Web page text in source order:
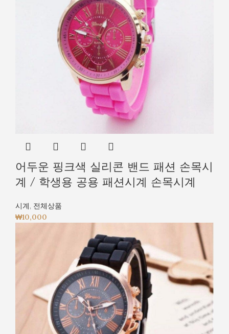
어두운 핑크색 실리콘 밴드 패션 손목시
계 / 학생용 공용 패션시계 손목시계
시계, 전체상품
₩10,000